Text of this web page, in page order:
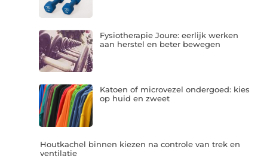
Fysiotherapie Joure: eerlijk werken
aan herstel en beter bewegen
Katoen of microvezel ondergoed: kies
op huid en zweet
Houtkachel binnen kiezen na controle van trek en
ventilatie